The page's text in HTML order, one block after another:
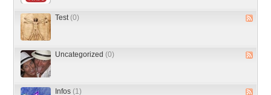
Test (0)
Uncategorized (0)
Infos (1)